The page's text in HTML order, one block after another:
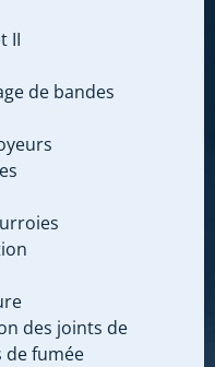
II
de bandes
des joints de
de fumée